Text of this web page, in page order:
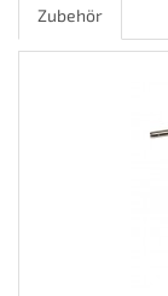
Zubehör